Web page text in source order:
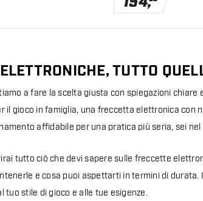
TUTTO
a fare la scelta giusta con spiegazioni chiare
il gioco in famiglia, una freccetta elettronica con
affidabile per una pratica più seria, sei
tutto ciò che devi sapere sulle freccette
e cosa puoi aspettarti in termini di
tuo stile di gioco e alle tue esigenze.